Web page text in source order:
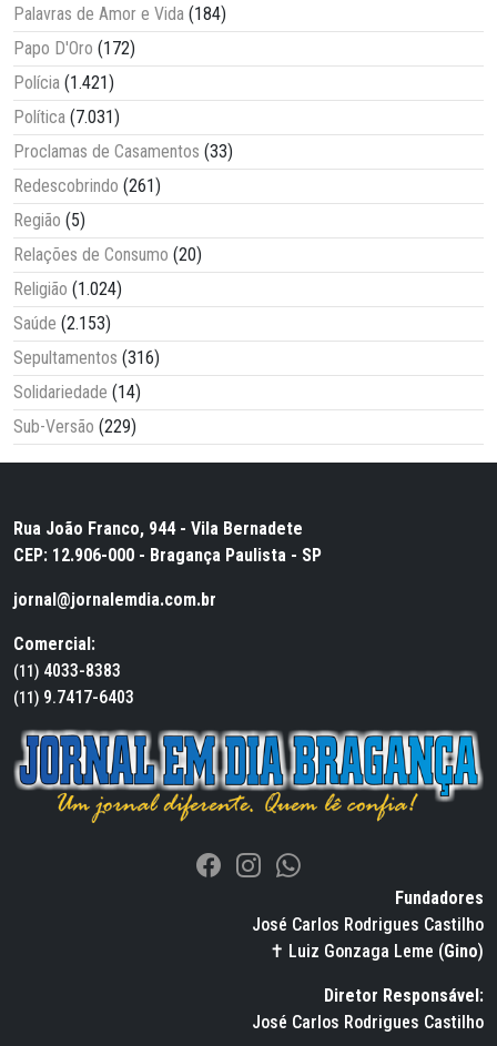
Palavras de Amor e Vida (184)
Papo D'Oro (172)
Polícia (1.421)
Política (7.031)
Proclamas de Casamentos (33)
Redescobrindo (261)
Região (5)
Relações de Consumo (20)
Religião (1.024)
Saúde (2.153)
Sepultamentos (316)
Solidariedade (14)
Sub-Versão (229)
Rua João Franco, 944 - Vila Bernadete
CEP: 12.906-000 - Bragança Paulista - SP
jornal@jornalemdia.com.br
Comercial:
(11) 4033-8383
(11) 9.7417-6403
Fundadores
José Carlos Rodrigues Castilho
✝ Luiz Gonzaga Leme (Gino)
Diretor Responsável:
José Carlos Rodrigues Castilho